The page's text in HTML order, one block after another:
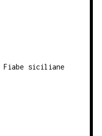
Fiabe siciliane